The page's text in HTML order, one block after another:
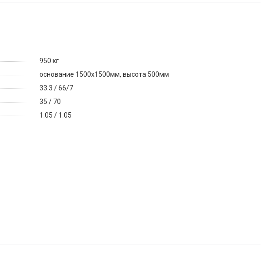
950 кг
основание 1500х1500мм, высота 500мм
33.3 / 66/7
35 / 70
1.05 / 1.05